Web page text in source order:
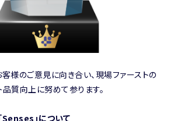
様のご意見に向き合い、現場ファーストの
質向上に努めて参ります。
」について